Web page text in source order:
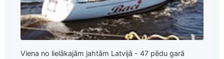
Viena no lielākajām jahtām Latvijā - 47 pēdu garā